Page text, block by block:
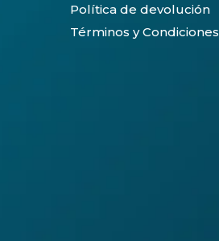
Política de devolución
Términos y Condiciones